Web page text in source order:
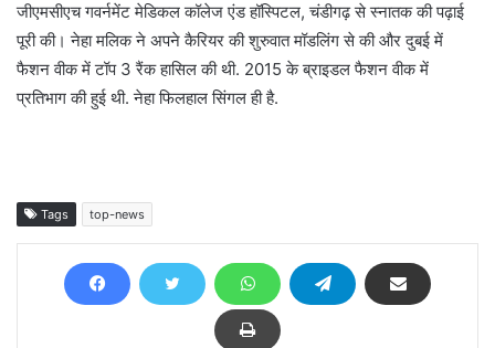
जीएमसीएच गवर्नमेंट मेडिकल कॉलेज एंड हॉस्पिटल, चंडीगढ़ से स्नातक की पढ़ाई
पूरी की। नेहा मलिक ने अपने कैरियर की शुरुवात मॉडलिंग से की और दुबई में
फैशन वीक में टॉप 3 रैंक हासिल की थी. 2015 के ब्राइडल फैशन वीक में
प्रतिभाग की हुई थी. नेहा फिलहाल सिंगल ही है.
Tags top-news